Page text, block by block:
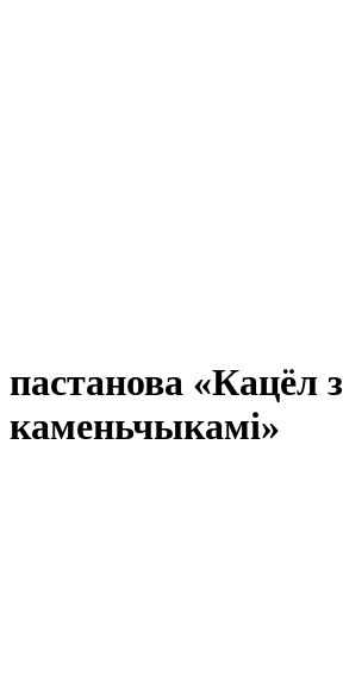
пастанова «Кацёл з
каменьчыкамі»